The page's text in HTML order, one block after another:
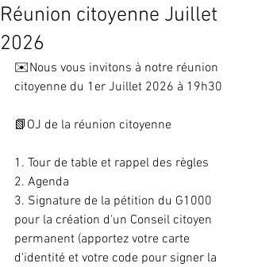
Réunion citoyenne Juillet
2026
✉️Nous vous invitons à notre réunion
citoyenne du 1er Juillet 2026 à 19h30
📗OJ de la réunion citoyenne
1. Tour de table et rappel des règles
2. Agenda
3. Signature de la pétition du G1000
pour la création d'un Conseil citoyen
permanent (apportez votre carte
d'identité et votre code pour signer la